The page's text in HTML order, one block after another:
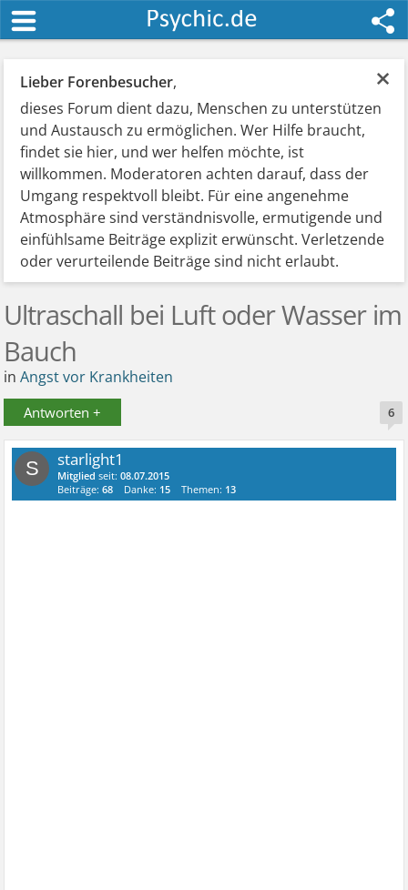
×
Lieber Forenbesucher,
dieses Forum dient dazu, Menschen zu unterstützen
und Austausch zu ermöglichen. Wer Hilfe braucht,
findet sie hier, und wer helfen möchte, ist
willkommen. Moderatoren achten darauf, dass der
Umgang respektvoll bleibt. Für eine angenehme
Atmosphäre sind verständnisvolle, ermutigende und
einfühlsame Beiträge explizit erwünscht. Verletzende
oder verurteilende Beiträge sind nicht erlaubt.
Ultraschall bei Luft oder Wasser im
Bauch
inAngst vor Krankheiten
Antworten + 6
S starlight1
Mitglied seit:08.07.2015
Beiträge:68 Danke: 15 Themen: 13